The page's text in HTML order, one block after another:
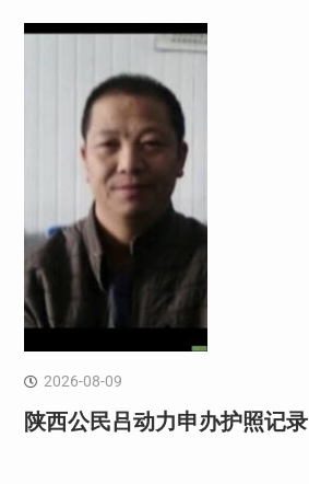
2026-08-09
陕西公民吕动力申办护照记录